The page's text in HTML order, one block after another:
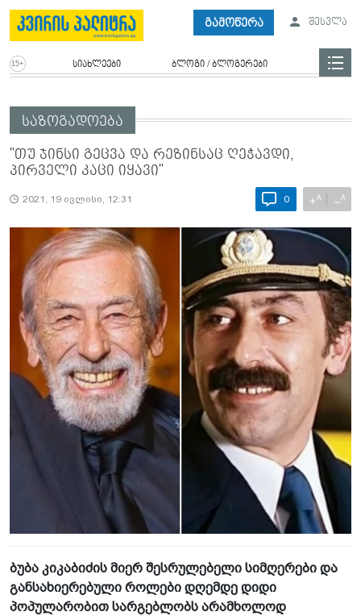
გამოწერა შესვლა
სიახლეები ბლოგი / ბლოგერები
საზოგადოება
"თუ ჯინსი გეცვა და რეზინსაც ღეჭავდი,
პირველი კაცი იყავი"
2021, 19 ივლისი, 12:31 0 +A −A
ბუბა კიკაბიძის მიერ შესრულებელი სიმღერები და
განსახიერებული როლები დღემდე დიდი
პოპულარობით სარგებლობს არამხოლოდ